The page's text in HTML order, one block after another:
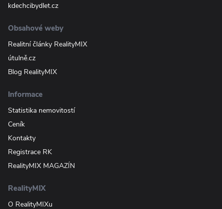
kdechcibydlet.cz
Obsahové weby
Realitní články RealityMIX
útulně.cz
Blog RealityMIX
Informace
Statistika nemovitostí
Ceník
Kontakty
Registrace RK
RealityMIX MAGAZÍN
RealityMIX
O RealityMIXu